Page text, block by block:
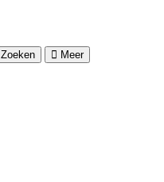
Zoeken Meer